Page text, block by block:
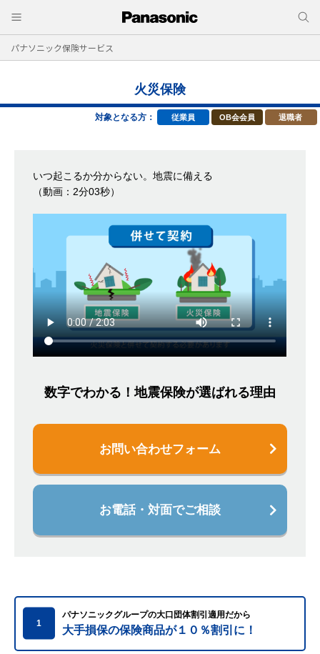
パナソニック保険サービス
火災保険
対象となる方： 従業員 OB会会員 退職者
いつ起こるか分からない。地震に備える
（動画：2分03秒）
数字でわかる！地震保険が選ばれる理由
お問い合わせフォーム
お電話・対面でご相談
1
パナソニックグループの大口団体割引適用だから
大手損保の保険商品が１０％割引に！